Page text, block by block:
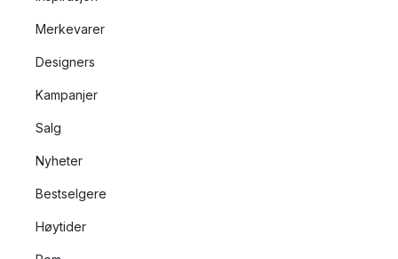
Merkevarer
Designers
Kampanjer
Salg
Nyheter
Bestselgere
Høytider